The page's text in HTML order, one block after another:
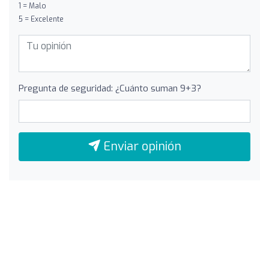
1 = Malo
5 = Excelente
Pregunta de seguridad: ¿Cuánto suman 9+3?
Enviar opinión